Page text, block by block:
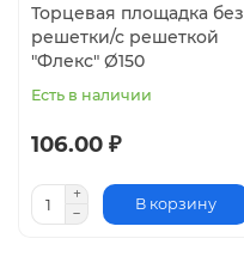
Торцевая площадка без
решетки/с решеткой
"Флекс" Ø150
Есть в наличии
106.00 ₽
В корзину